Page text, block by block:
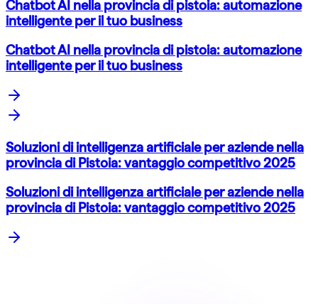
Chatbot AI nella provincia di pistoia: automazione
intelligente per il tuo business
Chatbot AI nella provincia di pistoia: automazione
intelligente per il tuo business
Soluzioni di intelligenza artificiale per aziende nella
provincia di Pistoia: vantaggio competitivo 2025
Soluzioni di intelligenza artificiale per aziende nella
provincia di Pistoia: vantaggio competitivo 2025